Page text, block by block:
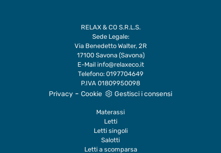
RELAX & CO S.R.L.S.
Sede Legale:
Via Benedetto Walter, 2R
17100 Savona (Savona)
E-Mail info@relaxeco.it
Telefono: 0197704649
P.IVA 01809950098
Privacy - Cookie Gestisci i consensi
Materassi
Letti
Letti singoli
Salotti
Letti a scomparsa